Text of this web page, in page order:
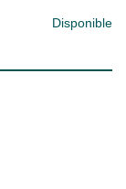
Disponible